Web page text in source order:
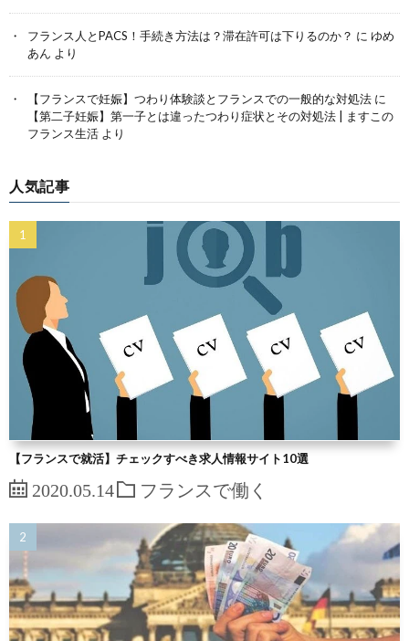
フランス人とPACS！手続き方法は？滞在許可は下りるのか？ に ゆめ
あん より
【フランスで妊娠】つわり体験談とフランスでの一般的な対処法 に
【第二子妊娠】第一子とは違ったつわり症状とその対処法 | ますこの
フランス生活 より
人気記事
【フランスで就活】チェックすべき求人情報サイト10選
2020.05.14 フランスで働く